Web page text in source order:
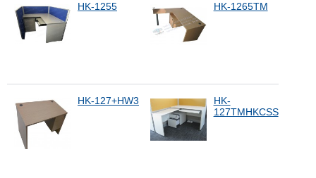
HK-1255 HK-1265TM
HK-127+HW3
HK-
127TMHKCSS